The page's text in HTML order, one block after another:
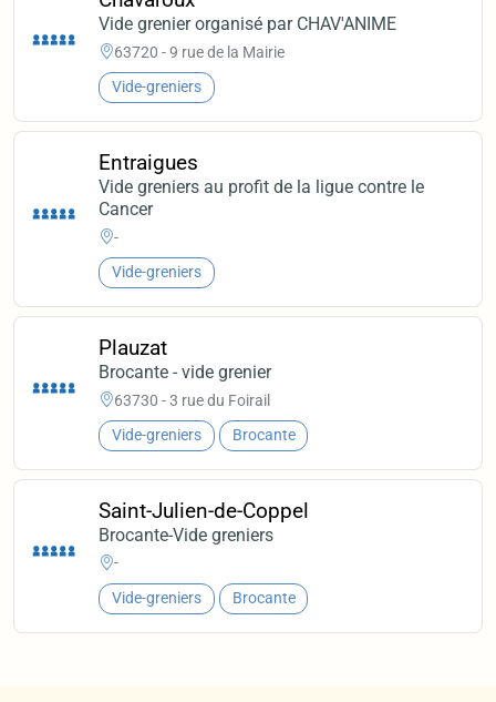
Vide grenier organisé par CHAV'ANIME
63720 - 9 rue de la Mairie
Vide-greniers
Entraigues
Vide greniers au profit de la ligue contre le
Cancer
-
Vide-greniers
Plauzat
Brocante - vide grenier
63730 - 3 rue du Foirail
Vide-greniers Brocante
Saint-Julien-de-Coppel
Brocante-Vide greniers
-
Vide-greniers Brocante